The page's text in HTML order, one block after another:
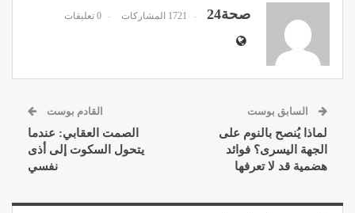
صحة24 1721 المشاركات 0 تعليقات
السابق بوست
لماذا يُنصح بالنوم على
الجهة اليسرى؟ فوائد
هضمية قد لا تعرفها
القادم بوست
الصمت العقابي: عندما
يتحول السكوت إلى أذى
نفسي